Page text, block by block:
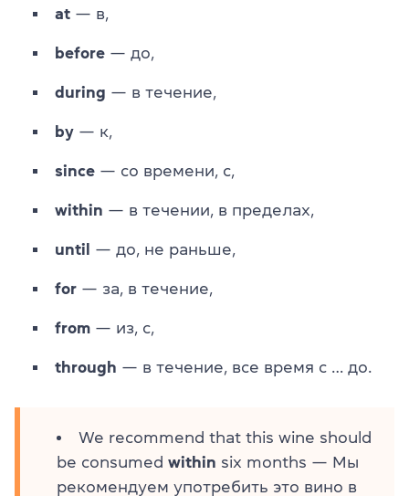
at — в,
before — до,
during — в течение,
by — к,
since — со времени, с,
within — в течении, в пределах,
until — до, не раньше,
for — за, в течение,
from — из, с,
through — в течение, все время с … до.
We recommend that this wine should
be consumed within six months — Мы
рекомендуем употребить это вино в